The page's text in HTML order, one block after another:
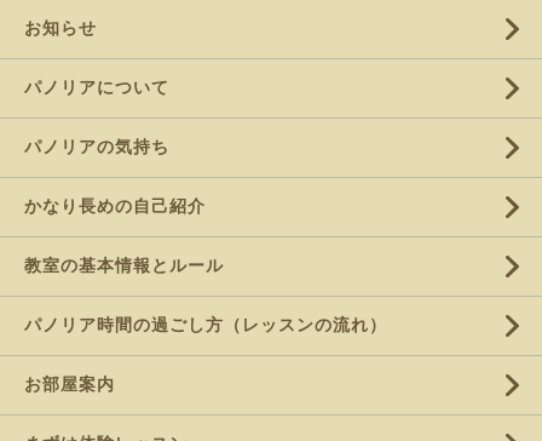
お知らせ
パノリアについて
パノリアの気持ち
かなり長めの自己紹介
教室の基本情報とルール
パノリア時間の過ごし方（レッスンの流れ）
お部屋案内